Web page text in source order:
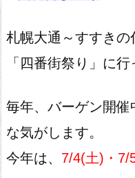
札幌大通～すすきの
「四番街祭り」に
毎年、バーゲン開催
な気がします。
今年は、 7/4(土)・7/